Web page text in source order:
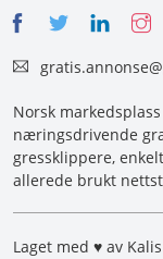
Norsk
næringsdrivende
gressklippere,
allerede brukt
Laget med ♥ av